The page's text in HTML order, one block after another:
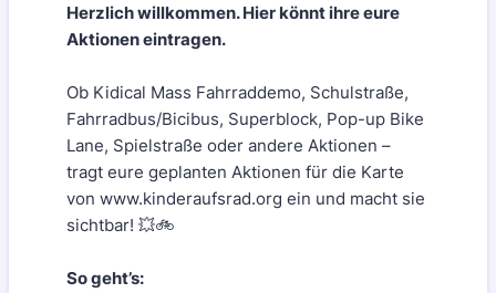
Herzlich willkommen. Hier könnt ihre eure
Aktionen eintragen.
Ob Kidical Mass Fahrraddemo, Schulstraße,
Fahrradbus/Bicibus, Superblock, Pop-up Bike
Lane, Spielstraße oder andere Aktionen –
tragt eure geplanten Aktionen für die Karte
von www.kinderaufsrad.org ein und macht sie
sichtbar! 💥🚲
So geht’s: